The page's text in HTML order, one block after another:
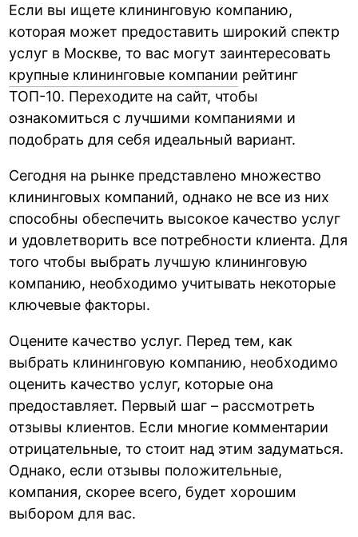
Если вы ищете клининговую компанию,
которая может предоставить широкий спектр
услуг в Москве, то вас могут заинтересовать
крупные клининговые компании рейтинг
ТОП-10. Переходите на сайт, чтобы
ознакомиться с лучшими компаниями и
подобрать для себя идеальный вариант.
Сегодня на рынке представлено множество
клининговых компаний, однако не все из них
способны обеспечить высокое качество услуг
и удовлетворить все потребности клиента. Для
того чтобы выбрать лучшую клининговую
компанию, необходимо учитывать некоторые
ключевые факторы.
Оцените качество услуг. Перед тем, как
выбрать клининговую компанию, необходимо
оценить качество услуг, которые она
предоставляет. Первый шаг – рассмотреть
отзывы клиентов. Если многие комментарии
отрицательные, то стоит над этим задуматься.
Однако, если отзывы положительные,
компания, скорее всего, будет хорошим
выбором для вас.